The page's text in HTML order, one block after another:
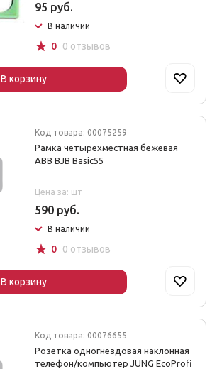
95 руб.
В наличии
☆ 0 0 отзывов
В корзину
Код товара: 00075259
Рамка четырехместная бежевая
ABB BJB Basic55
Цена за: шт
590 руб.
В наличии
☆ 0 0 отзывов
В корзину
Код товара: 00076655
Розетка одногнездовая наклонная
телефон/компьютер JUNG EcoProfi